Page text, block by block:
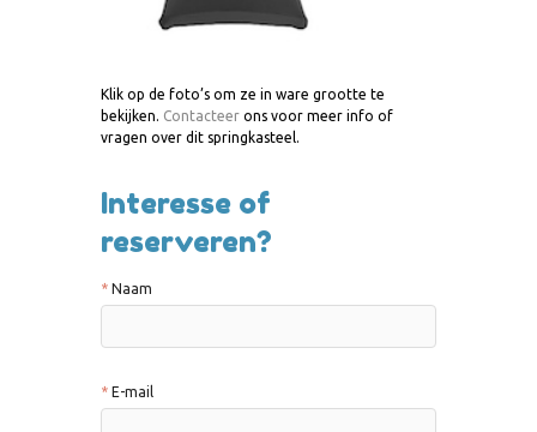
Klik op de foto’s om ze in ware grootte te
bekijken. Contacteer ons voor meer info of
vragen over dit springkasteel.
Interesse of
reserveren?
Naam
E-mail